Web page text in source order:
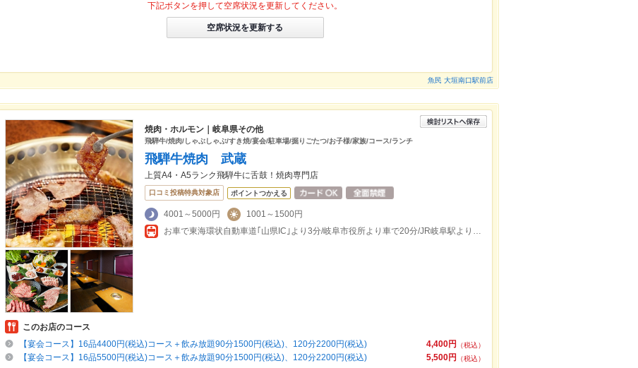
下記ボタンを押して空席状況を更新してください。
空席状況を更新する
魚民 大垣南口駅前店
焼肉・ホルモン｜岐阜県その他
飛騨牛/焼肉/しゃぶしゃぶ/すき焼/宴会/駐車場/掘りごたつ/お子様/家族/コース/ランチ
飛騨牛焼肉 武蔵
上質A4・A5ランク飛騨牛に舌鼓！焼肉専門店
口コミ投稿特典対象店 ポイントつかえる
4001～5000円
1001～1500円
お車で東海環状自動車道｢山県IC｣より3分/岐阜市役所より車で20分/JR岐阜駅より車で25分
このお店のコース
4,400円
（税込）
【宴会コース】16品4400円(税込)コース＋飲み放題90分1500円(税込)、120分2200円(税込)
5,500円
（税込）
【宴会コース】16品5500円(税込)コース＋飲み放題90分1500円(税込)、120分2200円(税込)